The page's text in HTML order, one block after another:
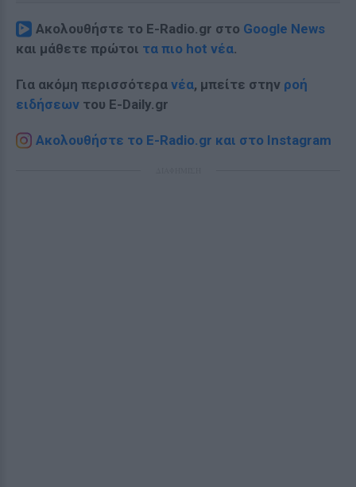
Ακολουθήστε το E-Radio.gr στο Google News
και μάθετε πρώτοι τα πιο hot νέα.
Για ακόμη περισσότερα νέα, μπείτε στην ροή
ειδήσεων του E-Daily.gr
Ακολουθήστε το E-Radio.gr και στο Instagram